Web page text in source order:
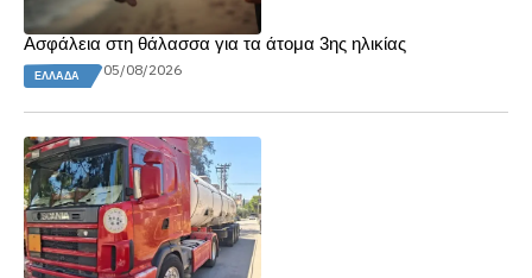
Ασφάλεια στη θάλασσα για τα άτομα 3ης ηλικίας
ΕΛΛΆΔΑ 05/08/2026